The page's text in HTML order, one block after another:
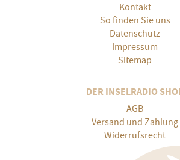
Kontakt
So finden Sie uns
Datenschutz
Impressum
Sitemap
DER INSELRADIO
AGB
Versand und Zahlung
Widerrufsrecht